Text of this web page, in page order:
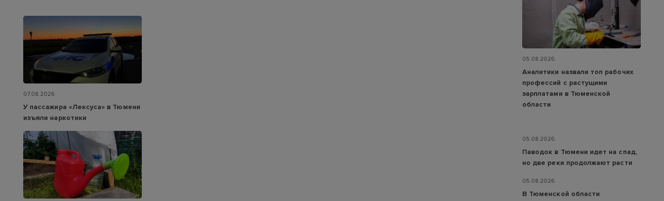
07.08.2026
У пассажира «Лексуса» в Тюмени
изъяли наркотики
05.08.2026
Аналитики назвали топ рабочих
профессий с растущими
зарплатами в Тюменской
области
05.08.2026
Паводок в Тюмени идет на спад,
но две реки продолжают расти
05.08.2026
В Тюменской области